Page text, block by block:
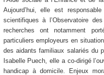
Aujourd’hui, elle est
scientifiques à l’Observatoire
recherches ont notamment
particuliers employeurs en
des aidants familiaux salariés du
Isabelle Puech, elle a co-dirigé
handicap à domicile. Enjeux